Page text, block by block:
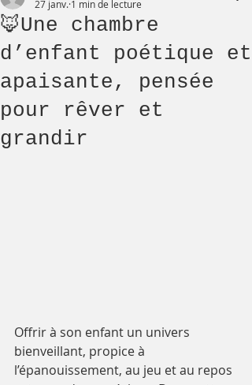
🦊Une chambre
d’enfant poétique et
apaisante, pensée
pour rêver et
grandir
27 janv. 1 min de lecture
Offrir à son enfant un univers
bienveillant, propice à
l’épanouissement, au jeu et au repos